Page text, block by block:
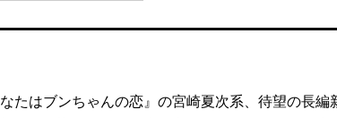
たはブンちゃんの恋』の宮崎夏次系、待望の長編